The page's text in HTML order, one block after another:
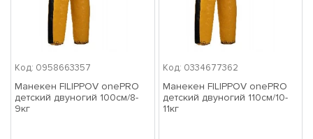
Код: 0958663357
Манекен FILIPPOV onePRO
детский двуногий 100см/8-
9кг
Код: 0334677362
Манекен FILIPPOV onePRO
детский двуногий 110см/10-
11кг